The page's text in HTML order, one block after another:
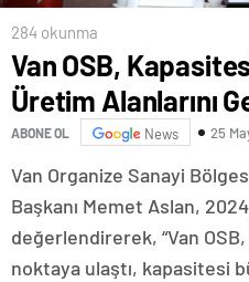
284 okunma
Van OSB,
Üretim Alanlarını
ABONE OL News 25
Van Organize Sanayi
Başkanı Memet Aslan, 2024
değerlendirerek, “Van
noktaya ulaştı, kapasitesi